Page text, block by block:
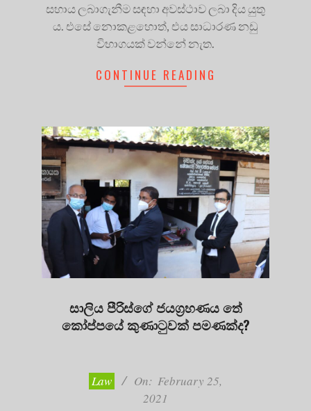
සහාය ලබාගැනීම සඳහා අවස්ථාව ලබා දිය යුතු
ය. එසේ නොකළහොත්, එය සාධාරණ නඩු
විභාගයක් වන්නේ නැත.
CONTINUE READING
සාලිය පීරිස්ගේ ජයග්‍රහණය තේ
කෝප්පයේ කුණාටුවක් පමණක්ද?
Law On: February 25,
2021